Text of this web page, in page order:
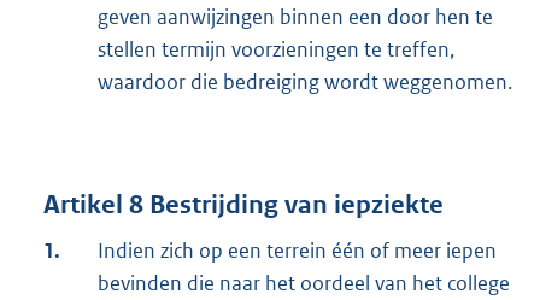
geven aanwijzingen binnen een door hen te
stellen termijn voorzieningen te treffen,
waardoor die bedreiging wordt weggenomen.
Artikel 8 Bestrijding van iepziekte
1.
Indien zich op een terrein één of meer iepen
bevinden die naar het oordeel van het college